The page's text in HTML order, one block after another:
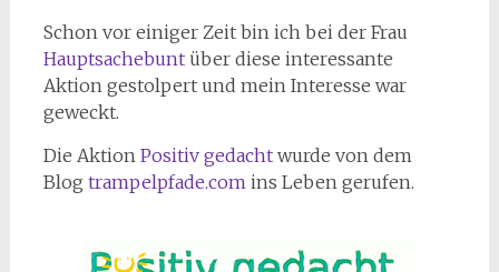
Schon vor einiger Zeit bin ich bei der Frau
Hauptsachebunt über diese interessante
Aktion gestolpert und mein Interesse war
geweckt.
Die Aktion Positiv gedacht wurde von dem
Blog trampelpfade.comins Leben gerufen.